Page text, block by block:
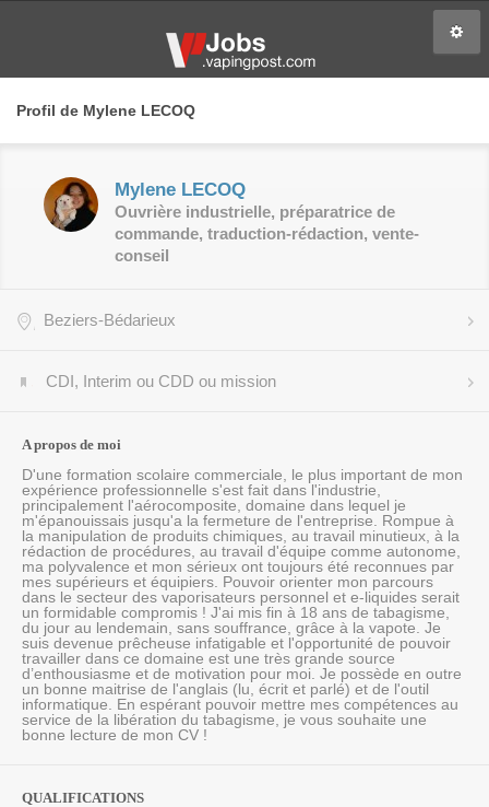
Profil de Mylene LECOQ
Mylene LECOQ
Ouvrière industrielle, préparatrice de
commande, traduction-rédaction, vente-
conseil
Beziers-Bédarieux
CDI, Interim ou CDD ou mission
A propos de moi
D'une formation scolaire commerciale, le plus important de mon
expérience professionnelle s'est fait dans l'industrie,
principalement l'aérocomposite, domaine dans lequel je
m'épanouissais jusqu'a la fermeture de l'entreprise. Rompue à
la manipulation de produits chimiques, au travail minutieux, à la
rédaction de procédures, au travail d'équipe comme autonome,
ma polyvalence et mon sérieux ont toujours été reconnues par
mes supérieurs et équipiers. Pouvoir orienter mon parcours
dans le secteur des vaporisateurs personnel et e-liquides serait
un formidable compromis ! J'ai mis fin à 18 ans de tabagisme,
du jour au lendemain, sans souffrance, grâce à la vapote. Je
suis devenue prêcheuse infatigable et l'opportunité de pouvoir
travailler dans ce domaine est une très grande source
d’enthousiasme et de motivation pour moi. Je possède en outre
un bonne maitrise de l'anglais (lu, écrit et parlé) et de l'outil
informatique. En espérant pouvoir mettre mes compétences au
service de la libération du tabagisme, je vous souhaite une
bonne lecture de mon CV !
QUALIFICATIONS